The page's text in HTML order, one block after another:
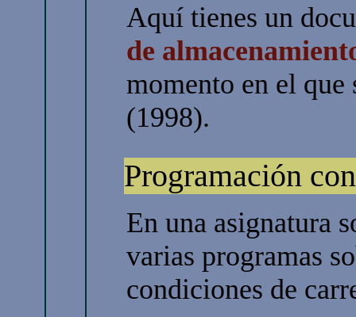
Aquí tienes un
de
momento en el
(1998).
Programación
En una asignatura
varias programas
condiciones de